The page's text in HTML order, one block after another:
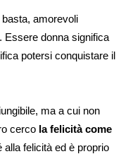
amorevoli
Essere donna significa
potersi conquistare il
ma a cui non
cerco la felicità come
alla felicità ed è proprio